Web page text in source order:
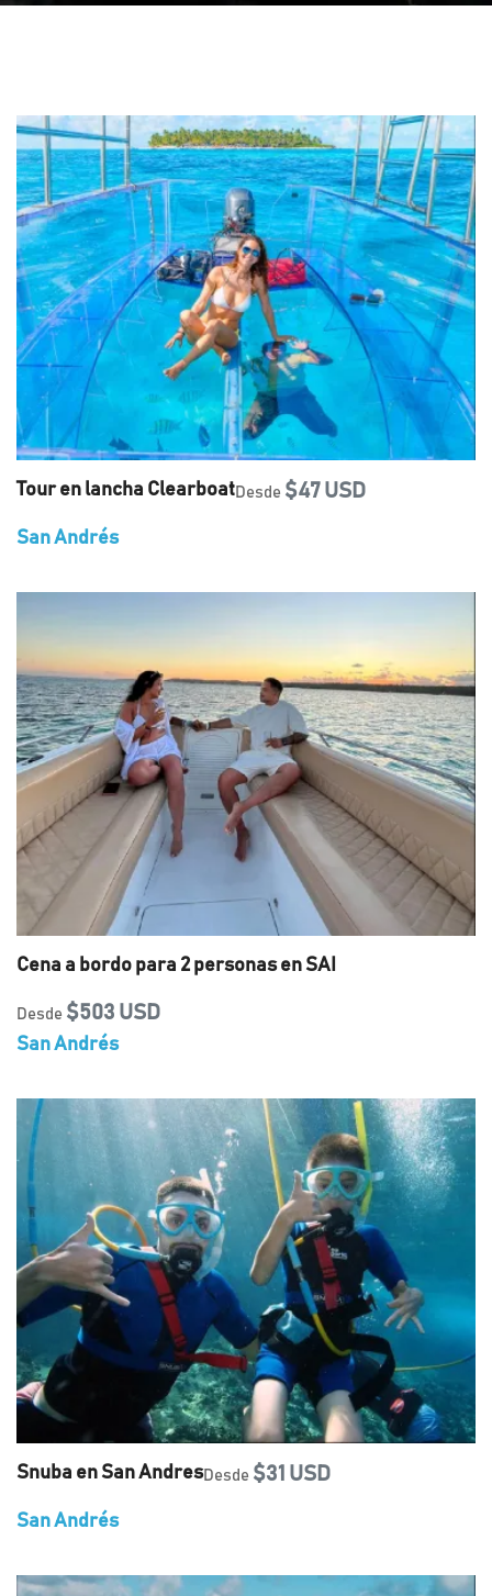
Tour en lancha ClearboatDesde $47 USD
San Andrés
Cena a bordo para 2 personas en SAI
Desde $503 USD
San Andrés
Snuba en San AndresDesde $31 USD
San Andrés